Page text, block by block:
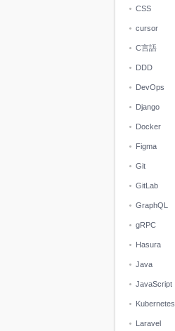
CSS
cursor
C言語
DDD
DevOps
Django
Docker
Figma
Git
GitLab
GraphQL
gRPC
Hasura
Java
JavaScript
Kubernetes
Laravel